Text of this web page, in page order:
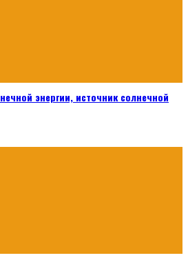
энергии, источник солнечной